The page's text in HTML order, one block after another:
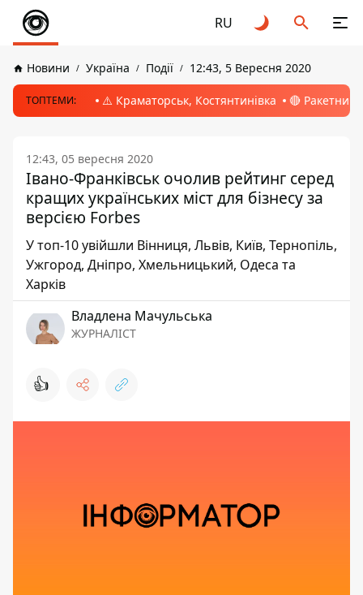
RU
Новини Україна Події 12:43, 5 Вересня 2020
ТОПТЕМИ: ⚠️ Краматорськ, Костянтинівка 🔴 Ракетний
12:43, 05 вересня 2020
Івано-Франківськ очолив рейтинг серед
кращих українських міст для бізнесу за
версією Forbes
У топ-10 увійшли Вінниця, Львів, Київ, Тернопіль,
Ужгород, Дніпро, Хмельницький, Одеса та
Харків
Владлена Мачульська
ЖУРНАЛІСТ
👍